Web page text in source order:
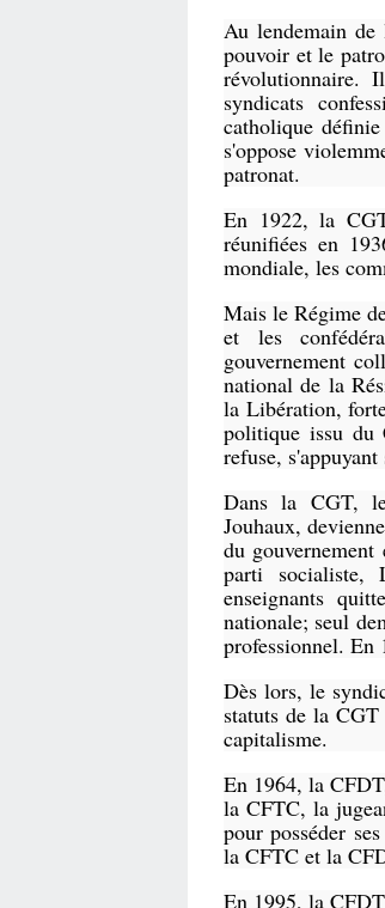
Au lendemain
pouvoir et le
révolutionnaire.
syndicats
catholique
s'oppose
patronat.
En 1922, la
réunifiées en
mondiale, les
Mais le Régime
et les
gouvernement
national de la
la Libération,
politique issu du
refuse,
Dans la CGT,
Jouhaux,
du
parti socialiste,
enseignants
nationale; seul
professionnel. En
Dès lors, le
statuts de la
capitalisme.
En 1964, la
la CFTC, la
pour posséder
la CFTC et la
En 1995, la